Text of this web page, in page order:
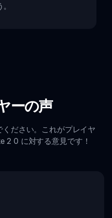
ーの声
ださい。これがプレイヤ
2 0 に対する意見です！